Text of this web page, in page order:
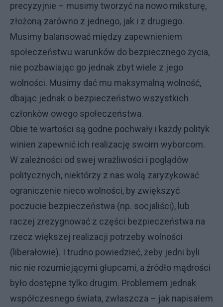
precyzyjnie – musimy tworzyć na nowo miksturę,
złożoną zarówno z jednego, jak i z drugiego.
Musimy balansować między zapewnieniem
społeczeństwu warunków do bezpiecznego życia,
nie pozbawiając go jednak zbyt wiele z jego
wolności. Musimy dać mu maksymalną wolność,
dbając jednak o bezpieczeństwo wszystkich
członków owego społeczeństwa.
Obie te wartości są godne pochwały i każdy polityk
winien zapewnić ich realizację swoim wyborcom.
W zależności od swej wrażliwości i poglądów
politycznych, niektórzy z nas wolą zaryzykować
ograniczenie nieco wolności, by zwiększyć
poczucie bezpieczeństwa (np. socjaliści), lub
raczej zrezygnować z części bezpieczeństwa na
rzecz większej realizacji potrzeby wolności
(liberałowie). I trudno powiedzieć, żeby jedni byli
nic nie rozumiejącymi głupcami, a źródło mądrości
było dostępne tylko drugim. Problemem jednak
współczesnego świata, zwłaszcza – jak napisałem